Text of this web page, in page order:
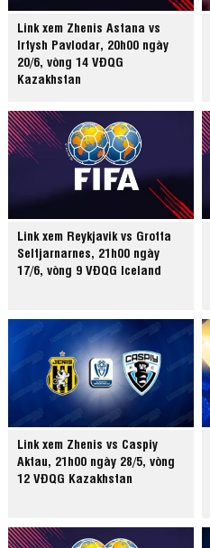
Link xem Zhenis Astana vs
Irtysh Pavlodar, 20h00 ngày
20/6, vòng 14 VĐQG
Kazakhstan
Link xem Reykjavik vs Grotta
Seltjarnarnes, 21h00 ngày
17/6, vòng 9 VĐQG Iceland
Link xem Zhenis vs Caspiy
Aktau, 21h00 ngày 28/5, vòng
12 VĐQG Kazakhstan